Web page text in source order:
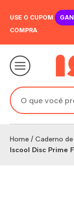
USE O CUPOM
COMPRA
Home / Caderno
Iscool Disc Prime